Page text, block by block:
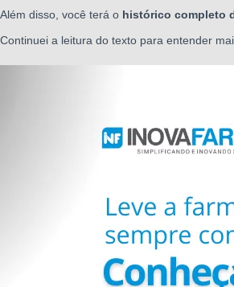
Além disso, você terá o histórico completo
Continuei a leitura do texto para entender